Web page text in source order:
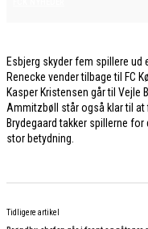
Esbjerg skyder fem spillere
Renecke vender tilbage til FC
Kasper Kristensen går til Vejle
Ammitzbøll står også klar til at
Brydegaard takker spillerne
stor betydning.
Tidligere artikel